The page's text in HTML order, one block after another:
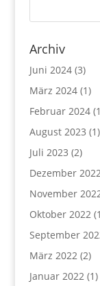
Archiv
Juni 2024(3)
März 2024(1)
Februar 2024
August 2023 (1)
Juli 2023 (2)
Dezember
November
Oktober 2022
September
März 2022(2)
Januar 2022(1)